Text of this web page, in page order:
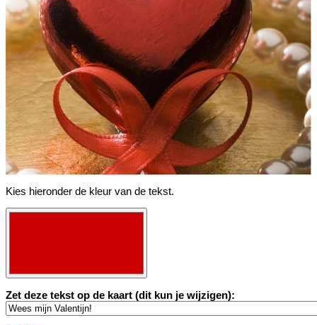
Kies hieronder de kleur van de tekst.
Zet deze tekst op de kaart (dit kun je wijzigen):